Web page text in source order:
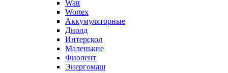
Watt
Wortex
Аккумуляторные
Диолд
Интерскол
Маленькие
Фиолент
Энергомаш